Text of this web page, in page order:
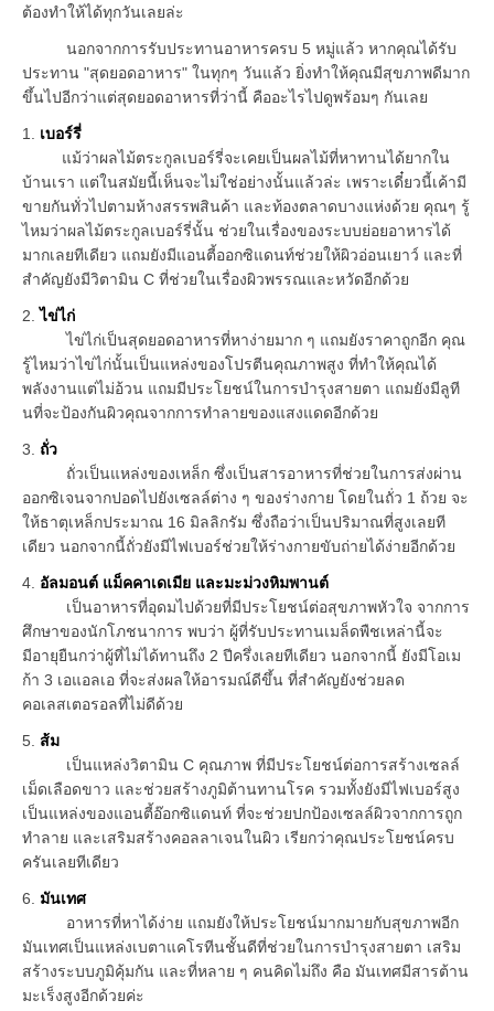
ต้องทำให้ได้ทุกวันเลยล่ะ
นอกจากการรับประทานอาหารครบ 5 หมู่แล้ว หากคุณได้รับ
ประทาน "สุดยอดอาหาร" ในทุกๆ วันแล้ว ยิ่งทำให้คุณมีสุขภาพดีมาก
ขึ้นไปอีกว่าแต่สุดยอดอาหารที่ว่านี้ คืออะไรไปดูพร้อมๆ กันเลย
1. เบอร์รี่
แม้ว่าผลไม้ตระกูลเบอร์รี่จะเคยเป็นผลไม้ที่หาทานได้ยากใน
บ้านเรา แต่ในสมัยนี้เห็นจะไม่ใช่อย่างนั้นแล้วล่ะ เพราะเดี๋ยวนี้เค้ามี
ขายกันทั่วไปตามห้างสรรพสินค้า และท้องตลาดบางแห่งด้วย คุณๆ รู้
ไหมว่าผลไม้ตระกูลเบอร์รี่นั้น ช่วยในเรื่องของระบบย่อยอาหารได้
มากเลยทีเดียว แถมยังมีแอนตี้ออกซิแดนท์ช่วยให้ผิวอ่อนเยาว์ และที่
สำคัญยังมีวิตามิน C ที่ช่วยในเรื่องผิวพรรณและหวัดอีกด้วย
2.ไข่ไก่
ไข่ไก่เป็นสุดยอดอาหารที่หาง่ายมาก ๆ แถมยังราคาถูกอีก คุณ
รู้ไหมว่าไข่ไก่นั้นเป็นแหล่งของโปรตีนคุณภาพสูง ที่ทำให้คุณได้
พลังงานแต่ไม่อ้วน แถมมีประโยชน์ในการบำรุงสายตา แถมยังมีลูที
นที่จะป้องกันผิวคุณจากการทำลายของแสงแดดอีกด้วย
3. ถั่ว
ถั่วเป็นแหล่งของเหล็ก ซึ่งเป็นสารอาหารที่ช่วยในการส่งผ่าน
ออกซิเจนจากปอดไปยังเซลล์ต่าง ๆ ของร่างกาย โดยในถั่ว 1 ถ้วย จะ
ให้ธาตุเหล็กประมาณ 16 มิลลิกรัม ซึ่งถือว่าเป็นปริมาณที่สูงเลยที
เดียว นอกจากนี้ถั่วยังมีไฟเบอร์ช่วยให้ร่างกายขับถ่ายได้ง่ายอีกด้วย
4. อัลมอนต์ แม็คคาเดเมีย และมะม่วงหิมพานต์
เป็นอาหารที่อุดมไปด้วยที่มีประโยชน์ต่อสุขภาพหัวใจ จากการ
ศึกษาของนักโภชนาการ พบว่า ผู้ที่รับประทานเมล็ดพืชเหล่านี้จะ
มีอายุยืนกว่าผู้ที่ไม่ได้ทานถึง 2 ปีครึ่งเลยทีเดียว นอกจากนี้ ยังมีโอเม
ก้า 3 เอแอลเอ ที่จะส่งผลให้อารมณ์ดีขึ้น ที่สำคัญยังช่วยลด
คอเลสเตอรอลที่ไม่ดีด้วย
5. ส้ม
เป็นแหล่งวิตามิน C คุณภาพ ที่มีประโยชน์ต่อการสร้างเซลล์
เม็ดเลือดขาว และช่วยสร้างภูมิต้านทานโรค รวมทั้งยังมีไฟเบอร์สูง
เป็นแหล่งของแอนตี้อ๊อกซิแดนท์ ที่จะช่วยปกป้องเซลล์ผิวจากการถูก
ทำลาย และเสริมสร้างคอลลาเจนในผิว เรียกว่าคุณประโยชน์ครบ
ครันเลยทีเดียว
6. มันเทศ
อาหารที่หาได้ง่าย แถมยังให้ประโยชน์มากมายกับสุขภาพอีก
มันเทศเป็นแหล่งเบตาแคโรทีนชั้นดีที่ช่วยในการบำรุงสายตา เสริม
สร้างระบบภูมิคุ้มกัน และที่หลาย ๆ คนคิดไม่ถึง คือ มันเทศมีสารต้าน
มะเร็งสูงอีกด้วยค่ะ